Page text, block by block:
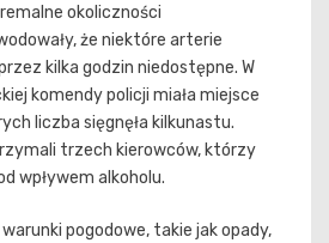
okoliczności
że niektóre arterie
kilka godzin niedostępne. W
komendy policji miała miejsce
liczba sięgnęła kilkunastu.
trzech kierowców, którzy
wpływem alkoholu.
pogodowe, takie jak opady,